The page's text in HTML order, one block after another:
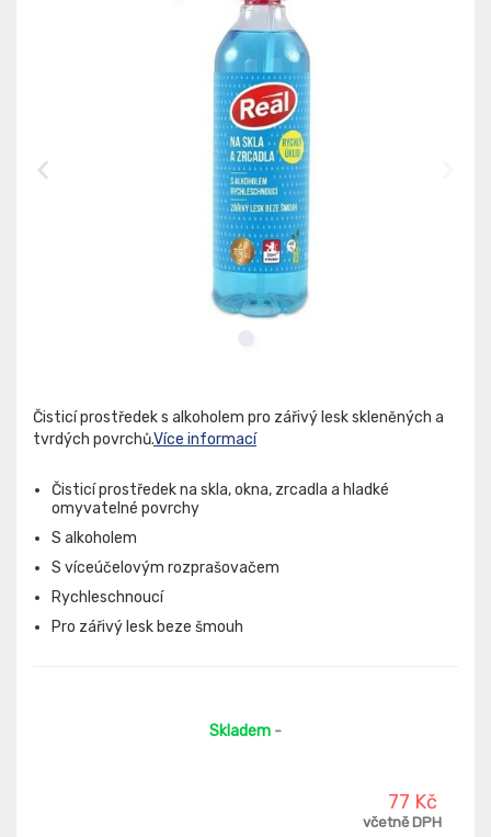
Čisticí prostředek s alkoholem pro zářivý lesk skleněných a
tvrdých povrchů.Více informací
Čisticí prostředek na skla, okna, zrcadla a hladké
omyvatelné povrchy
S alkoholem
S víceúčelovým rozprašovačem
Rychleschnoucí
Pro zářivý lesk beze šmouh
Skladem -
77 Kč
včetně DPH